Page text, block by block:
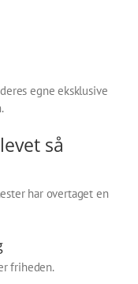
egne eksklusive
så
har overtaget en
friheden.